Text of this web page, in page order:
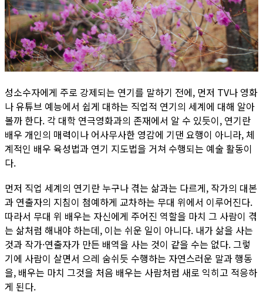
성소수자에게 주로 강제되는 연기를 말하기 전에, 먼저 TV나 영화
나 유튜브 예능에서 쉽게 대하는 직업적 연기의 세계에 대해 알아
볼까 한다. 각 대학 연극영화과의 존재에서 알 수 있듯이, 연기란
배우 개인의 매력이나 어사무사한 영감에 기댄 요행이 아니라, 체
계적인 배우 육성법과 연기 지도법을 거쳐 수행되는 예술 활동이
다.
먼저 직업 세계의 연기란 누구나 겪는 삶과는 다르게, 작가의 대본
과 연출자의 지침이 첨예하게 교차하는 무대 위에서 이루어진다.
따라서 무대 위 배우는 자신에게 주어진 역할을 마치 그 사람이 겪
는 삶처럼 해내야 하는데, 이는 쉬운 일이 아니다. 내가 삶을 사는
것과 작가·연출자가 만든 배역을 사는 것이 같을 수는 없다. 그렇
기에 사람이 살면서 으레 숨쉬듯 수행하는 자연스러운 말과 행동
을, 배우는 마치 그것을 처음 배우는 사람처럼 새로 익히고 적응하
게 된다.